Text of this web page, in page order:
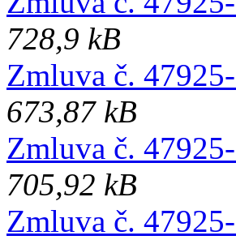
728,9 kB
Zmluva č.
673,87 kB
Zmluva č.
705,92 kB
Zmluva č.